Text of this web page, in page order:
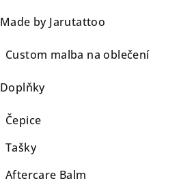
Made by Jarutattoo
Custom malba na oblečení
Doplňky
Čepice
Tašky
Aftercare Balm